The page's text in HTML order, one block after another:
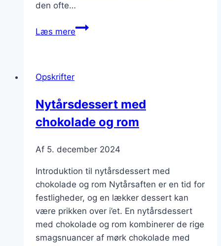
den ofte…
Læs mereNytårsdessert
Opskrifter
Nytårsdessert med
chokolade og rom
Af 5. december 2024
Introduktion til nytårsdessert med
chokolade og rom Nytårsaften er en tid for
festligheder, og en lækker dessert kan
være prikken over i’et. En nytårsdessert
med chokolade og rom kombinerer de rige
smagsnuancer af mørk chokolade med